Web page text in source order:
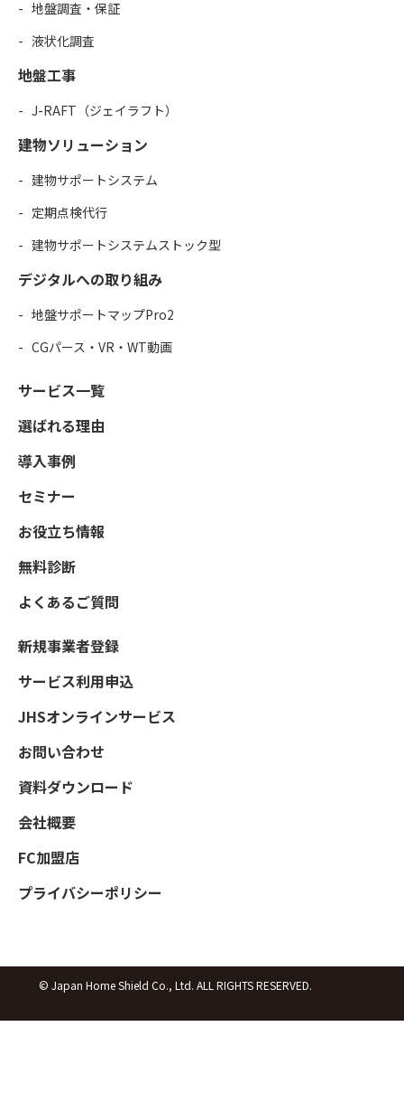
地盤調査・保証
液状化調査
地盤工事
J-RAFT（ジェイラフト）
建物ソリューション
建物サポートシステム
定期点検代行
建物サポートシステムストック型
デジタルへの取り組み
地盤サポートマップPro2
CGパース・VR・WT動画
サービス一覧
選ばれる理由
導入事例
セミナー
お役立ち情報
無料診断
よくあるご質問
新規事業者登録
サービス利用申込
JHSオンラインサービス
お問い合わせ
資料ダウンロード
会社概要
FC加盟店
プライバシーポリシー
© Japan Home Shield Co., Ltd. ALL RIGHTS RESERVED.